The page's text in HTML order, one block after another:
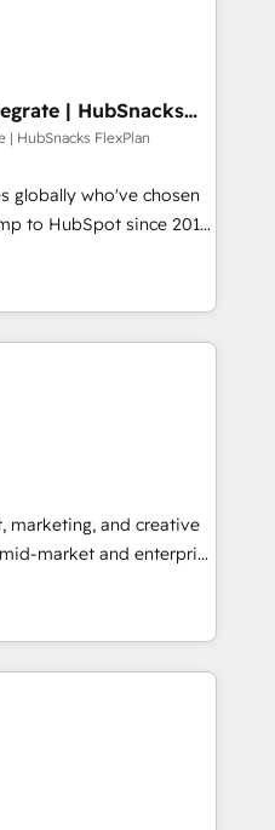
Award 🏆2014 HubSpot
Marketplace
custom modules,
content and
With our bright
can-do mentality, we
basis. So tell us
Driving digital
| HubSnacks
| HubSnacks FlexPlan
globally who've chosen
to HubSpot since 2014
or Check-fixing existing
3️⃣ Integrate |
Integration project... ⬅️
access 150+ Kickstart
HubSpot in the center
Paypal 💰 Sage or
✍️ DocuSign or
Integrations"
across... 🔄 any
Website and
house "HubScrub" Tool.
marketing, and creative
market and enterprise
teams that turn
engine. Named
the Year in 2024,
years in the ecosystem,
model, delivering
teams in the UK, USA,